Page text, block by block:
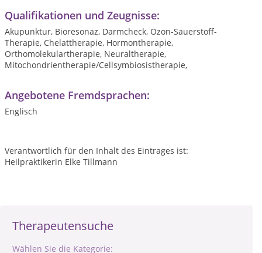
Therapeutensuche
Wählen Sie die Kategorie:
Qualifikationen und Zeugnisse:
Akupunktur, Bioresonaz, Darmcheck, Ozon-Sauerstoff-
Therapie, Chelattherapie, Hormontherapie,
Orthomolekulartherapie, Neuraltherapie,
Mitochondrientherapie/Cellsymbiosistherapie,
Angebotene Fremdsprachen:
Englisch
Verantwortlich für den Inhalt des Eintrages ist:
Heilpraktikerin Elke Tillmann